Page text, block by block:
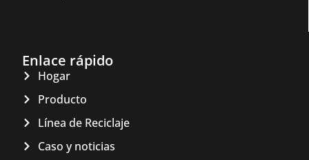
Enlace rápido
Hogar
Producto
Línea de Reciclaje
Caso y noticias